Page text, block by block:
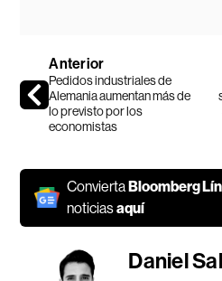
Anterior
Pedidos industriales de
Alemania aumentan más de
lo previsto por los
economistas
ConviertaBloomberg
noticiasaquí
Daniel